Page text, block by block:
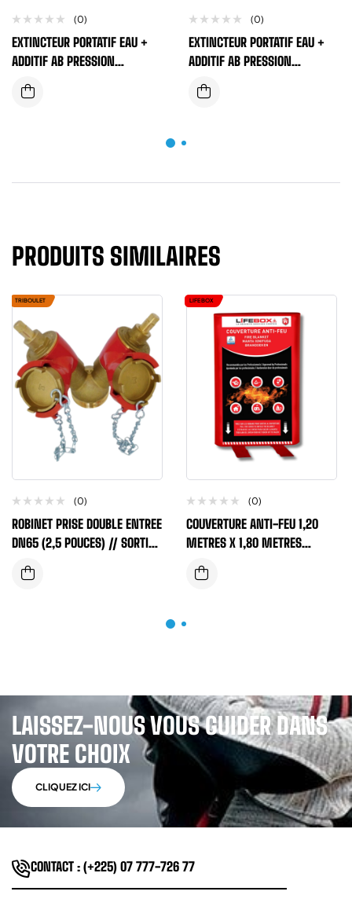
(0)
EXTINCTEUR PORTATIF EAU +
ADDITIF AB PRESSION
AUXILIAIRE NF MED GLORIA 9
LITRES
(0)
EXTINCTEUR PORTATIF EAU +
ADDITIF AB PRESSION
PERMANENTE NF MED GLORIA
6 LITRES
PRODUITS SIMILAIRES
TRIBOULET
(0)
ROBINET PRISE DOUBLE ENTREE
DN65 (2,5 POUCES) // SORTIE
LIFE BOX
(0)
COUVERTURE ANTI-FEU 1,20
METRES X 1,80 METRES
LAISSEZ-NOUS VOUS GUIDER DANS
VOTRE CHOIX
CLIQUEZ ICI
CONTACT : (+225) 07 777-726 77